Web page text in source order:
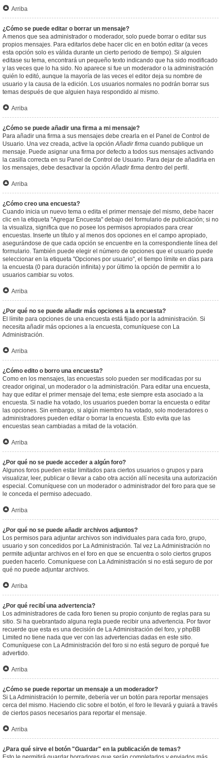
Arriba
¿Cómo se puede editar o borrar un mensaje?
A menos que sea administrador o moderador, solo puede borrar o editar sus
propios mensajes. Para editarlos debe hacer clic en en botón editar(a veces
esta opción solo es válida durante un cierto periodo de tiempo). Si alguien
editase su tema, encontrará un pequeño texto indicando que ha sido modificado
y las veces que lo ha sido. No aparece si fue un moderador o la administración
quién lo editó, aunque la mayoría de las veces el editor deja su nombre de
usuario y la causa de la edición. Los usuarios normales no podrán borrar sus
temas después de que alguien haya respondido al mismo.
Arriba
¿Cómo se puede añadir una firma a mi mensaje?
Para añadir una firma a sus mensajes debe crearla en el Panel de Control de
Usuario. Una vez creada, active la opciónAñadir firma cuando publique un
mensaje. Puede asignar una firma por defecto a todos sus mensajes activando
la casilla correcta en su Panel de Control de Usuario. Para dejar de añadirla en
los mensajes, debe desactivar la opciónAñadir firma dentro del perfil.
Arriba
¿Cómo creo una encuesta?
Cuando inicia un nuevo tema o edita el primer mensaje del mismo, debe hacer
clic en la etiqueta "Agregar Encuesta" debajo del formulario de publicación; si no
la visualiza, significa que no posee los permisos apropiados para crear
encuestas. Inserte un título y al menos dos opciones en el campo apropiado,
asegurándose de que cada opción se encuentre en la correspondiente línea del
formulario. También puede elegir el número de opciones que el usuario puede
seleccionar en la etiqueta "Opciones por usuario", el tiempo límite en días para
la encuesta (0 para duración infinita) y por último la opción de permitir a lo
usuarios cambiar su votos.
Arriba
¿Por qué no se puede añadir más opciones a la encuesta?
El límite para opciones de una encuesta está fijado por la administración. Si
necesita añadir más opciones a la encuesta, comuníquese con La
Administración.
Arriba
¿Cómo edito o borro una encuesta?
Como en los mensajes, las encuestas solo pueden ser modificadas por su
creador original, un moderador o la administración. Para editar una encuesta,
hay que editar el primer mensaje del tema; este siempre esta asociado a la
encuesta. Si nadie ha votado, los usuarios pueden borrar la encuesta o editar
las opciones. Sin embargo, si algún miembro ha votado, solo moderadores o
administradores pueden editar o borrar la encuesta. Esto evita que las
encuestas sean cambiadas a mitad de la votación.
Arriba
¿Por qué no se puede acceder a algún foro?
Algunos foros pueden estar limitados para ciertos usuarios o grupos y para
visualizar, leer, publicar o llevar a cabo otra acción allí necesita una autorización
especial. Comuníquese con un moderador o administrador del foro para que se
le conceda el permiso adecuado.
Arriba
¿Por qué no se puede añadir archivos adjuntos?
Los permisos para adjuntar archivos son individuales para cada foro, grupo,
usuario y son concedidos por La Administración. Tal vez La Administración no
permite adjuntar archivos en el foro en que se encuentra o solo ciertos grupos
pueden hacerlo. Comuníquese con La Administración si no está seguro de por
qué no puede adjuntar archivos.
Arriba
¿Por qué recibí una advertencia?
Los administradores de cada foro tienen su propio conjunto de reglas para su
sitio. Si ha quebrantado alguna regla puede recibir una advertencia. Por favor
recuerde que esta es una decisión de La Administración del foro, y phpBB
Limited no tiene nada que ver con las advertencias dadas en este sitio.
Comuníquese con La Administración del foro si no está seguro de porqué fue
advertido.
Arriba
¿Cómo se puede reportar un mensaje a un moderador?
Si La Administración lo permite, debería ver un botón para reportar mensajes
cerca del mismo. Haciendo clic sobre el botón, el foro le llevará y guiará a través
de ciertos pasos necesarios para reportar el mensaje.
Arriba
¿Para qué sirve el botón "Guardar" en la publicación de temas?